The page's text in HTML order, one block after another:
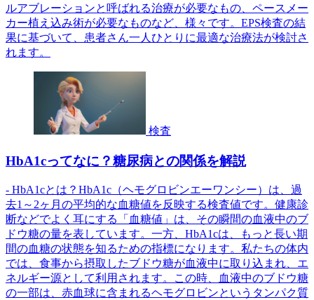
ルアブレーションと呼ばれる治療が必要なもの、ペースメー
カー植え込み術が必要なものなど、様々です。EPS検査の結
果に基づいて、患者さん一人ひとりに最適な治療法が検討さ
れます。
検査
HbA1cってなに？糖尿病との関係を解説
- HbA1cとは？HbA1c（ヘモグロビンエーワンシー）は、過
去1～2ヶ月の平均的な血糖値を反映する検査値です。健康診
断などでよく耳にする「血糖値」は、その瞬間の血液中のブ
ドウ糖の量を表しています。一方、HbA1cは、もっと長い期
間の血糖の状態を知るための指標になります。私たちの体内
では、食事から摂取したブドウ糖が血液中に取り込まれ、エ
ネルギー源として利用されます。この時、血液中のブドウ糖
の一部は、赤血球に含まれるヘモグロビンというタンパク質